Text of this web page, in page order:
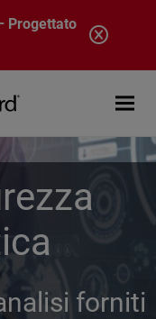
Progettato
Open
forniti